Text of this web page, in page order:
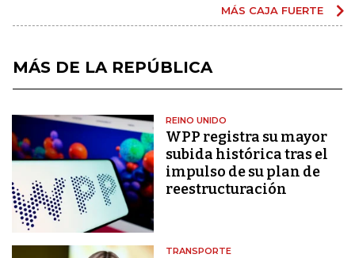
MÁS CAJA FUERTE
MÁS DE LA REPÚBLICA
REINO UNIDO
WPP registra su mayor
subida histórica tras el
impulso de su plan de
reestructuración
TRANSPORTE